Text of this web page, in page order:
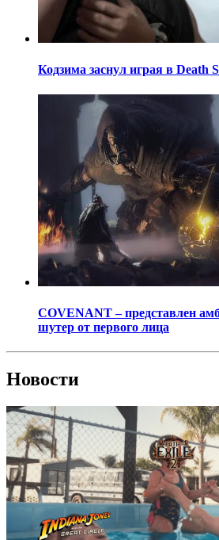
Кодзима заснул играя в Death
COVENANT – представлен
шутер от первого лица
Новости